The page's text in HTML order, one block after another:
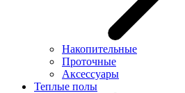
Накопительные
Проточные
Аксессуары
Теплые полы